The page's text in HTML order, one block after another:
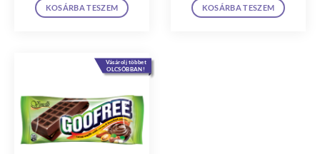
KOSÁRBA TESZEM KOSÁRBA TESZEM
Vásárolj többet
OLCSÓBBAN!